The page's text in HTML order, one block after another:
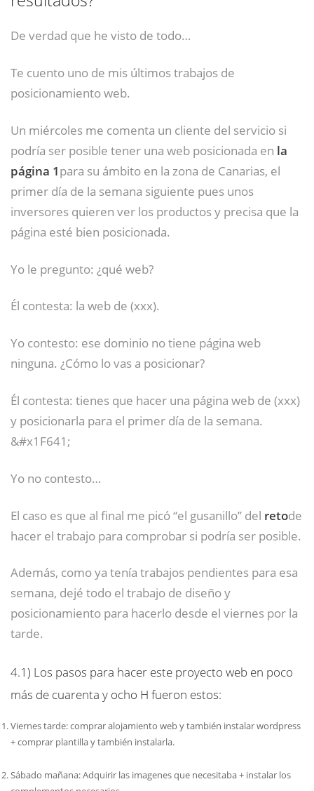
De verdad que he visto de todo…
Te cuento uno de mis últimos trabajos de
posicionamiento web.
Un miércoles me comenta un cliente del servicio si
podría ser posible tener una web posicionada en la
página 1para su ámbito en la zona de Canarias, el
primer día de la semana siguiente pues unos
inversores quieren ver los productos y precisa que la
página esté bien posicionada.
Yo le pregunto: ¿qué web?
Él contesta: la web de (xxx).
Yo contesto: ese dominio no tiene página web
ninguna. ¿Cómo lo vas a posicionar?
Él contesta: tienes que hacer una página web de (xxx)
y posicionarla para el primer día de la semana.
&#x1F641;
Yo no contesto…
El caso es que al final me picó “el gusanillo” del retode
hacer el trabajo para comprobar si podría ser posible.
Además, como ya tenía trabajos pendientes para esa
semana, dejé todo el trabajo de diseño y
posicionamiento para hacerlo desde el viernes por la
tarde.
4.1) Los pasos para hacer este proyecto web en poco
más de cuarenta y ocho H fueron estos:
Viernes tarde: comprar alojamiento web y también instalar wordpress
+ comprar plantilla y también instalarla.
Sábado mañana: Adquirir las imagenes que necesitaba + instalar los